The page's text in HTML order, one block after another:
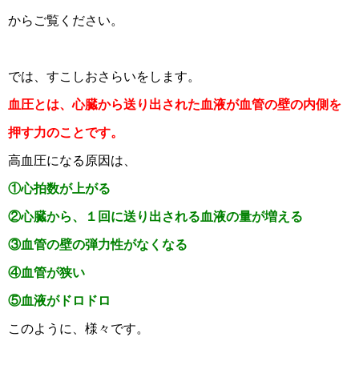
からご覧ください。
では、すこしおさらいをします。
血圧とは、心臓から送り出された血液が血管の壁の内側を
押す力のことです。
高血圧になる原因は、
①心拍数が上がる
②心臓から、１回に送り出される血液の量が増える
③血管の壁の弾力性がなくなる
④血管が狭い
⑤血液がドロドロ
このように、様々です。